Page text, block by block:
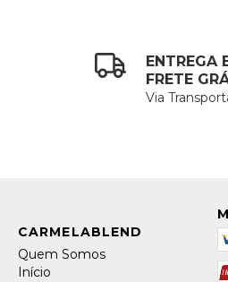
ENTREGA
FRETE
Via
Quem Somos
Início